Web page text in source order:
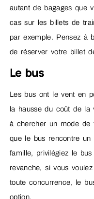
autant de bagages que
cas sur les billets de
par exemple. Pensez à
de réserver votre billet
Le bus
Les bus ont le vent en
la hausse du coût de la
à chercher un mode de
que le bus rencontre
famille, privilégiez le
revanche, si vous
toute concurrence, le
option.